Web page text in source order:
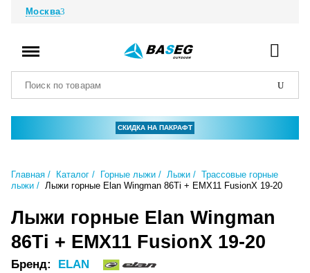
Москва
СКИДКА НА ПАКРАФТ
Главная Каталог Горные лыжи Лыжи
Трассовые горные
лыжи
Лыжи горные Elan Wingman 86Ti + EMX11 FusionX 19-20
Лыжи горные Elan Wingman
86Ti + EMX11 FusionX 19-20
Бренд: ELAN